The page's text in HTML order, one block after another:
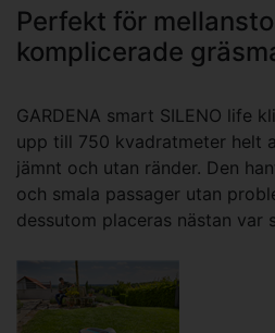
Perfekt för
komplicerade
GARDENA smart SILENO life
upp till 750 kvadratmeter helt
jämnt och utan ränder. Den
och smala passager utan
dessutom placeras nästan var